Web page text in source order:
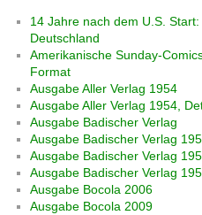
14 Jahre nach dem U.S.
Deutschland
Amerikanische Sunday-
Format
Ausgabe Aller Verlag 1954
Ausgabe Aller Verlag 1954,
Ausgabe Badischer Verlag
Ausgabe Badischer Verlag
Ausgabe Badischer Verlag
Ausgabe Badischer Verlag
Ausgabe Bocola 2006
Ausgabe Bocola 2009